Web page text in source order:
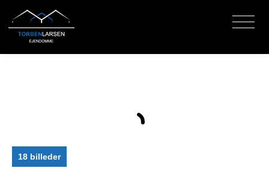
18 billeder